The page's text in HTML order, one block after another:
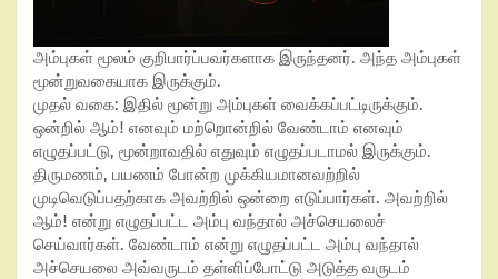
அம்புகள் மூலம் குறிபார்ப்பவர்களாக இருந்தனர். அந்த அம்புகள்
மூன்றுவகையாக இருக்கும்.
முதல் வகை: இதில் மூன்று அம்புகள் வைக்கப்பட்டிருக்கும்.
ஒன்றில் ஆம்! எனவும் மற்றொன்றில் வேண்டாம் எனவும்
எழுதப்பட்டு, மூன்றாவதில் எதுவும் எழுதப்படாமல் இருக்கும்.
திருமணம், பயணம் போன்ற முக்கியமானவற்றில்
முடிவெடுப்பதற்காக அவற்றில் ஒன்றை எடுப்பார்கள். அவற்றில்
ஆம்! என்று எழுதப்பட்ட அம்பு வந்தால் அச்செயலைச்
செய்வார்கள். வேண்டாம் என்று எழுதப்பட்ட அம்பு வந்தால்
அச்செயலை அவ்வருடம் தள்ளிப்போட்டு அடுத்த வருடம்